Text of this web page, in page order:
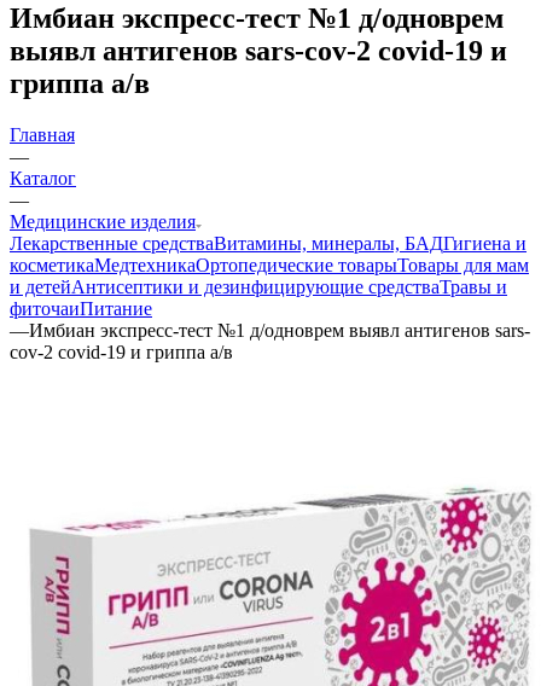
Имбиан экспресс-тест №1 д/одноврем
выявл антигенов sars-cov-2 covid-19 и
гриппа а/в
Главная
—
Каталог
—
Медицинские изделия
Лекарственные средстваВитамины, минералы, БАДГигиена и
косметикаМедтехникаОртопедические товарыТовары для мам
и детейАнтисептики и дезинфицирующие средстваТравы и
фиточаиПитание
—Имбиан экспресс-тест №1 д/одноврем выявл антигенов sars-
cov-2 covid-19 и гриппа а/в